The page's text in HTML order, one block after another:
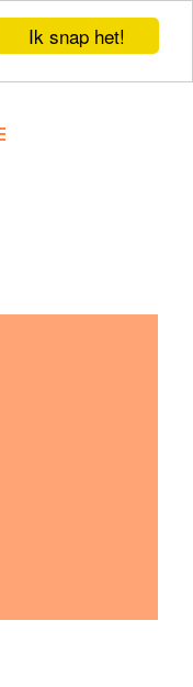
Ik snap het!